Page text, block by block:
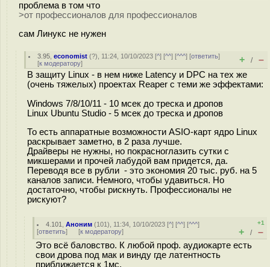
проблема в том что
>от профессионалов для профессионалов
сам Линукс не нужен
3.95 ,economist (?), 11:24, 10/10/2023 [^] [^^] [^^^] [ответить]
[к модератору] + / –
В защиту Linux - в нем ниже Latency и DPC на тех же
(очень тяжелых) проектах Reaper с теми же эффектами:
Windows 7/8/10/11 - 10 мсек до треска и дропов
Linux Ubuntu Studio - 5 мсек до треска и дропов
То есть аппаратные возможности ASIO-карт ядро Linux
раскрывает заметно, в 2 раза лучше.
Драйверы не нужны, но покрасноглазить сутки с
микшерами и прочей лабудой вам придется, да.
Переводя все в рубли - это экономия 20 тыс. руб. на 5
каналов записи. Немного, чтобы удавиться. Но
достаточно, чтобы рискнуть. Профессионалы не
рискуют?
4.101 ,Аноним (101), 11:34, 10/10/2023 [^] [^^] [^^^]
[ответить] [к модератору]
+1
+ / –
Это всё баловство. К любой проф. аудиокарте есть
свои дрова под мак и винду где латентность
приближается к 1мс.